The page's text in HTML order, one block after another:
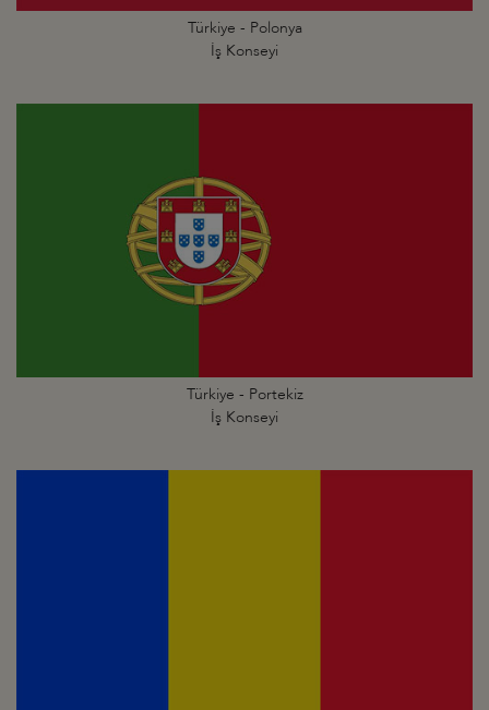
Türkiye - Polonya
İş Konseyi
Türkiye - Portekiz
İş Konseyi